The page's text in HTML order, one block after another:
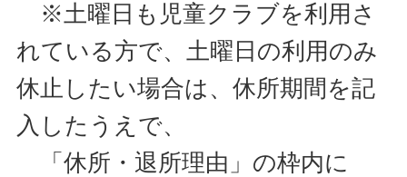
※土曜日も児童クラブを利用さ
れている方で、土曜日の利用のみ
休止したい場合は、休所期間を記
入したうえで、
「休所・退所理由」の枠内に